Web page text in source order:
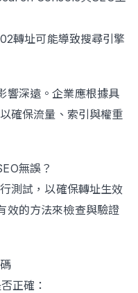
轉址可能導致搜尋引擎
響深遠。企業應根據具
確保流量、索引與權重
無誤？
測試，以確保轉址生效
效的方法來檢查與驗證
正確：